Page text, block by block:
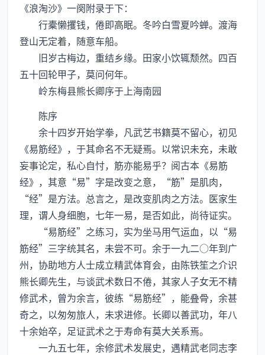
《浪淘沙》一阕附录于下：
行橐懒攫钱，倦即高眠。冬吟白雪夏吟蝉。渡海
登山无定着，随意车船。
旧岁古梅边，重结乡缘。田家小饮辄颓然。四百
五十回轮甲子，莫问何年。
岭东梅县熊长卿序于上海南园
陈序
余十四岁开始学拳，凡武艺书籍莫不留心，初见
《易筋经》，于其命名不无疑焉。以常识未充，未敢
妄事论定，私心自忖，筋亦能易乎？阅古本《易筋
经》，其意“易”字是改变之意，“筋”是肌肉，
“经”是方法。总言之，是改变肌肉之方法。医家生
理，谓人身细胞，七年一易，是否如此，尚待证实。
“易筋经”之练习，实为坐马用气运血，以“易
筋经”三字统其名，未尝不可。余于一九二○年到广
州，协助地方人士成立精武体育会，由陈铁笙之介识
熊长卿先生，与谈武术数日不倦，其家人子女无不精
修武术，曾为余言，彼练“易筋经”，能叠骨，余甚
奇之，以匆匆旅人，未求进修。长卿以善武功，年八
十余始卒，足证武术之于寿命有莫大关系焉。
一九五七年，余修武术发展史，遇精武老同志李